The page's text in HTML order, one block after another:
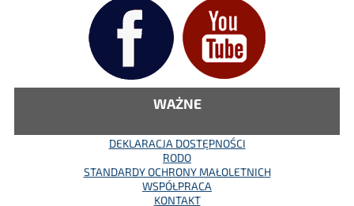
WAŻNE
DEKLARACJA DOSTĘPNOŚCI
RODO
STANDARDY OCHRONY MAŁOLETNICH
WSPÓŁPRACA
KONTAKT